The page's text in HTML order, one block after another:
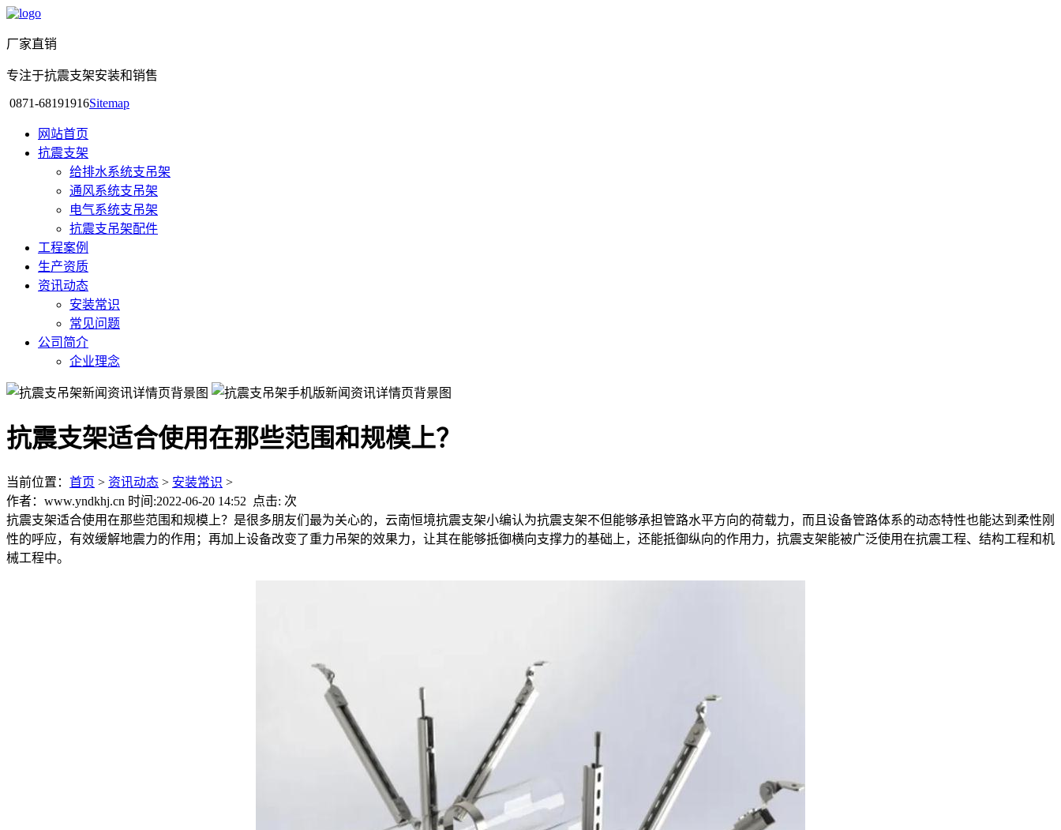
厂家直销
专注于抗震支架安装和销售
0871-68191916Sitemap
网站首页
抗震支架
给排水系统支吊架
通风系统支吊架
电气系统支吊架
抗震支吊架配件
工程案例
生产资质
资讯动态
安装常识
常见问题
公司简介
企业理念
抗震支架适合使用在那些范围和规模上？
当前位置： 首页 > 资讯动态 > 安装常识 >
作者：www.yndkhj.cn 时间:2022-06-20 14:52 点击: 次
抗震支架适合使用在那些范围和规模上？是很多朋友们最为关心的，云南恒境抗震支架小编认为抗震支架不但能够承担管路水平方向的荷载力，而且设备管路体系的动态特性也能达到柔性刚
性的呼应，有效缓解地震力的作用；再加上设备改变了重力吊架的效果力，让其在能够抵御横向支撑力的基础上，还能抵御纵向的作用力，抗震支架能被广泛使用在抗震工程、结构工程和机
械工程中。